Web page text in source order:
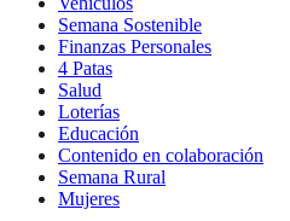
Semana Sostenible
Finanzas Personales
4 Patas
Salud
Loterías
Educación
Contenido en colaboración
Semana Rural
Mujeres